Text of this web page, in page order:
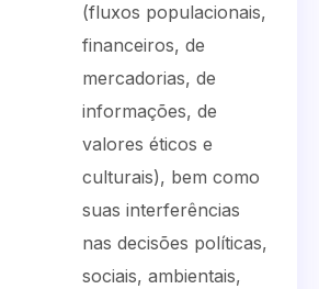
(fluxos populacionais,
financeiros, de
mercadorias, de
informações, de
valores éticos e
culturais), bem como
suas interferências
nas decisões políticas,
sociais, ambientais,